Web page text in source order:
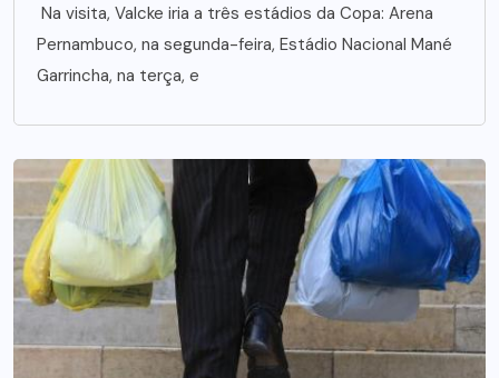
Na visita, Valcke iria a três estádios da Copa: Arena
Pernambuco, na segunda-feira, Estádio Nacional Mané
Garrincha, na terça, e